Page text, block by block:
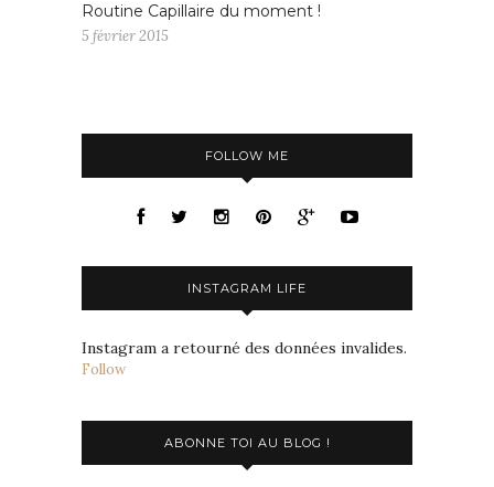
Routine Capillaire du moment !
5 février 2015
FOLLOW ME
INSTAGRAM LIFE
Instagram a retourné des données invalides.
Follow
ABONNE TOI AU BLOG !